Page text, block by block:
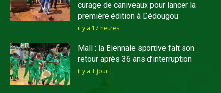
curage de caniveaux pour lancer la
première édition à Dédougou
il y'a 17 heures
Mali : la Biennale sportive fait son
retour après 36 ans d’interruption
il y'a 1 jour